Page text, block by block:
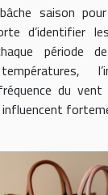
saison
d’identifier
période
du vent